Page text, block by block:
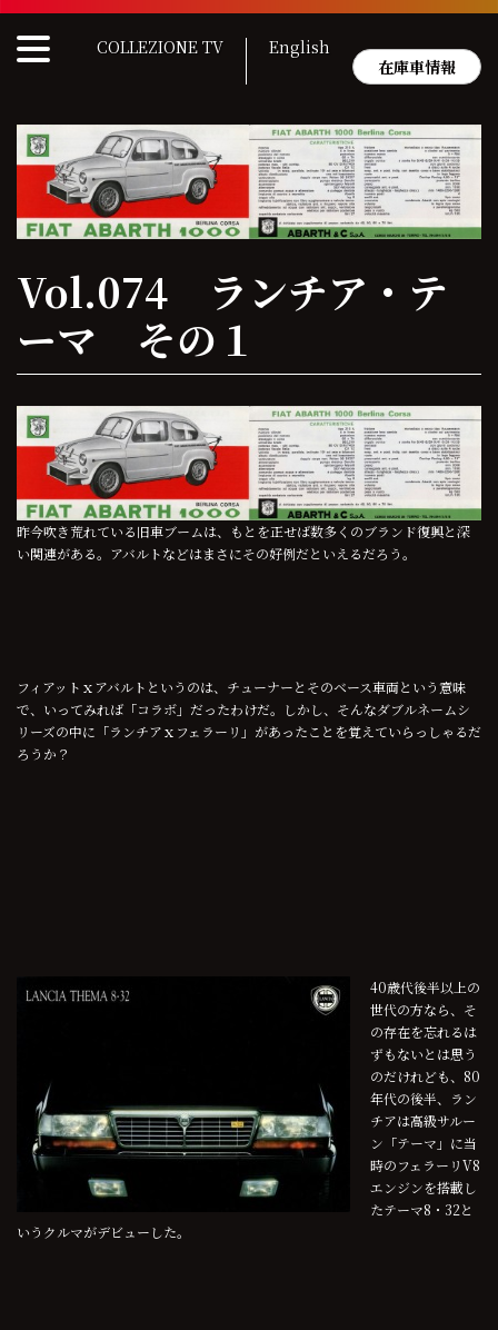
Skip
content
COLLEZIONE TV
English
在庫車情報
Vol.074 ランチア・テ
ーマ その１
昨今吹き荒れている旧車ブームは、もとを正せば数多くのブランド復興と深
い関連がある。アバルトなどはまさにその好例だといえるだろう。
フィアットｘアバルトというのは、チューナーとそのベース車両という意味
で、いってみれば「コラボ」だったわけだ。しかし、そんなダブルネームシ
リーズの中に「ランチアｘフェラーリ」があったことを覚えていらっしゃるだ
ろうか？
40歳代後半以上の
世代の方なら、そ
の存在を忘れるは
ずもないとは思う
のだけれども、80
年代の後半、ラン
チアは高級サルー
ン「テーマ」に当
時のフェラーリV8
エンジンを搭載し
たテーマ8・32と
いうクルマがデビューした。